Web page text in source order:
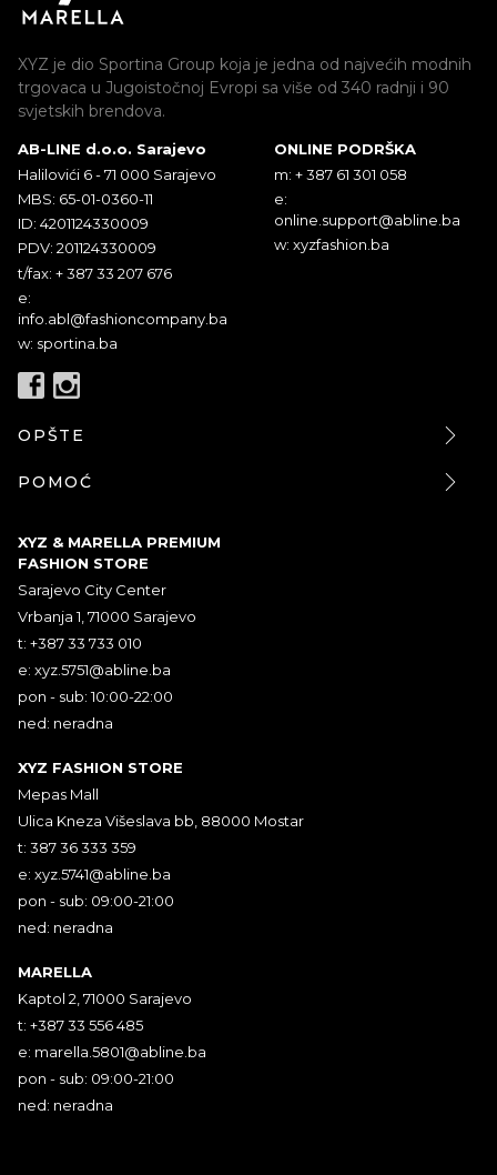
XYZ je dio Sportina Group koja je jedna od najvećih modnih
trgovaca u Jugoistočnoj Evropi sa više od 340 radnji i 90
svjetskih brendova.
AB-LINE d.o.o. Sarajevo
Halilovići 6 - 71 000 Sarajevo
MBS: 65-01-0360-11
ID: 4201124330009
PDV: 201124330009
t/fax: + 387 33 207 676
e:
info.abl@fashioncompany.ba
w: sportina.ba
ONLINE PODRŠKA
m: + 387 61 301 058
e:
online.support@abline.ba
w: xyzfashion.ba
OPŠTE
POMOĆ
XYZ & MARELLA PREMIUM
FASHION STORE
Sarajevo City Center
Vrbanja 1, 71000 Sarajevo
t: +387 33 733 010
e: xyz.5751@abline.ba
pon - sub: 10:00-22:00
ned: neradna
XYZ FASHION STORE
Mepas Mall
Ulica Kneza Višeslava bb, 88000 Mostar
t: 387 36 333 359
e: xyz.5741@abline.ba
pon - sub: 09:00-21:00
ned: neradna
MARELLA
Kaptol 2, 71000 Sarajevo
t: +387 33 556 485
e: marella.5801@abline.ba
pon - sub: 09:00-21:00
ned: neradna